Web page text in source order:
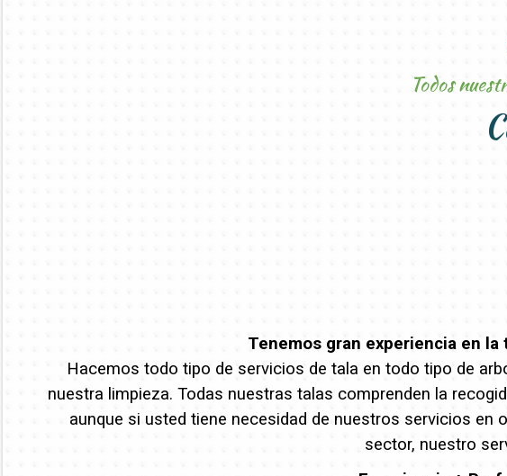
Todos
Tenemos gran experiencia en
Hacemos todo tipo de servicios de tala en todo tipo de
nuestra limpieza. Todas nuestras talas comprenden la
aunque si usted tiene necesidad de nuestros servicios en
sector, nuestro